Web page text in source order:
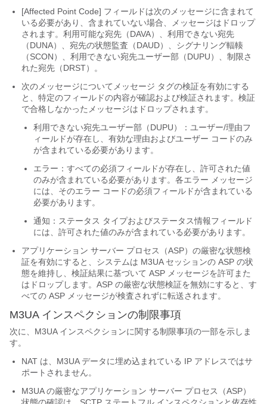
[Affected Point Code] フィールドは次のメッセージに含まれて
いる必要があり、含まれていない場合、メッセージはドロップ
されます。利用可能な宛先（DAVA）、利用できない宛先
（DUNA）、宛先の状態監査（DAUD）、シグナリング輻輳
（SCON）、利用できない宛先ユーザー部（DUPU）、制限さ
れた宛先（DRST）。
次のメッセージについてメッセージ タグの検証を有効にする
と、特定のフィールドの内容が確認および検証されます。検証
で合格しなかったメッセージはドロップされます。
利用できない宛先ユーザー部（DUPU）：ユーザー/理由フ
ィールドが存在し、有効な理由およびユーザー コードのみ
が含まれている必要があります。
エラー：すべての必須フィールドが存在し、許可された値
のみが含まれている必要があります。各エラー メッセージ
には、そのエラー コードの必須フィールドが含まれている
必要があります。
通知：ステータス タイプおよびステータス情報フィールド
には、許可された値のみが含まれている必要があります。
アプリケーション サーバー プロセス（ASP）の厳密な状態検
証を有効にすると、システムは M3UA セッションの ASP の状
態を維持し、検証結果に基づいて ASP メッセージを許可また
はドロップします。ASP の厳密な状態検証を無効にすると、す
べての ASP メッセージが検査されずに転送されます。
M3UA インスペクションの制限事項
次に、M3UA インスペクションに関する制限事項の一部を示しま
す。
NAT は、M3UA データに埋め込まれている IP アドレスではサ
ポートされません。
M3UA の厳密なアプリケーション サーバー プロセス（ASP）